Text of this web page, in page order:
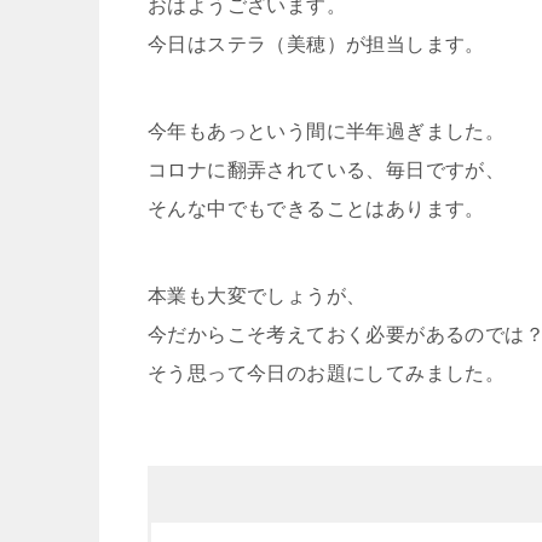
おはようございます。
今日はステラ（美穂）が担当します。
今年もあっという間に半年過ぎました。
コロナに翻弄されている、毎日ですが、
そんな中でもできることはあります。
本業も大変でしょうが、
今だからこそ考えておく必要があるのでは
そう思って今日のお題にしてみました。